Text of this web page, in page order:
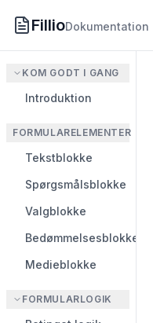
FillioDokumentation
KOM GODT I GANG
Introduktion
FORMULARELEMENTER
Tekstblokke
Spørgsmålsblokke
Valgblokke
Bedømmelsesblokke
Medieblokke
FORMULARLOGIK